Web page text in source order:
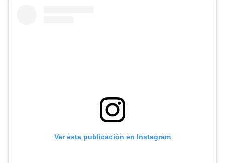
Ver esta publicación en Instagram